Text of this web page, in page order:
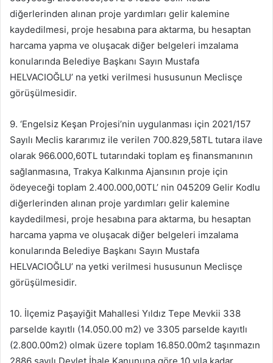
diğerlerinden alınan proje yardımları gelir kalemine
kaydedilmesi, proje hesabına para aktarma, bu hesaptan
harcama yapma ve oluşacak diğer belgeleri imzalama
konularında Belediye Başkanı Sayın Mustafa
HELVACIOĞLU’ na yetki verilmesi hususunun Meclisçe
görüşülmesidir.
9. ‘Engelsiz Keşan Projesi’nin uygulanması için 2021/157
Sayılı Meclis kararımız ile verilen 700.829,58TL tutara ilave
olarak 966.000,60TL tutarındaki toplam eş finansmanının
sağlanmasına, Trakya Kalkınma Ajansının proje için
ödeyeceği toplam 2.400.000,00TL’ nin 045209 Gelir Kodlu
diğerlerinden alınan proje yardımları gelir kalemine
kaydedilmesi, proje hesabına para aktarma, bu hesaptan
harcama yapma ve oluşacak diğer belgeleri imzalama
konularında Belediye Başkanı Sayın Mustafa
HELVACIOĞLU’ na yetki verilmesi hususunun Meclisçe
görüşülmesidir.
10. İlçemiz Paşayiğit Mahallesi Yıldız Tepe Mevkii 338
parselde kayıtlı (14.050.00 m2) ve 3305 parselde kayıtlı
(2.800.00m2) olmak üzere toplam 16.850.00m2 taşınmazın